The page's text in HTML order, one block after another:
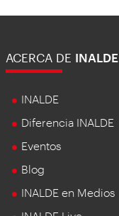
ACERCA DE INALDE
INALDE
Diferencia INALDE
Eventos
Blog
INALDE en Medios